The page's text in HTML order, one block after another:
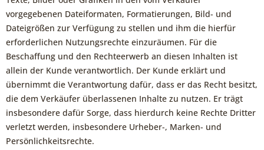
vorgegebenen Dateiformaten, Formatierungen, Bild- und
Dateigrößen zur Verfügung zu stellen und ihm die hierfür
erforderlichen Nutzungsrechte einzuräumen. Für die
Beschaffung und den Rechteerwerb an diesen Inhalten ist
allein der Kunde verantwortlich. Der Kunde erklärt und
übernimmt die Verantwortung dafür, dass er das Recht besitzt,
die dem Verkäufer überlassenen Inhalte zu nutzen. Er trägt
insbesondere dafür Sorge, dass hierdurch keine Rechte Dritter
verletzt werden, insbesondere Urheber-, Marken- und
Persönlichkeitsrechte.